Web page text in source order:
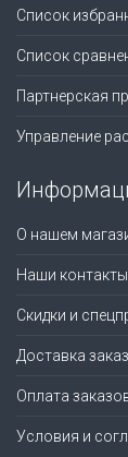
Список
Список
Партнерская
Управление
О нашем
Наши контакты
Скидки и
Доставка
Оплата
Условия и